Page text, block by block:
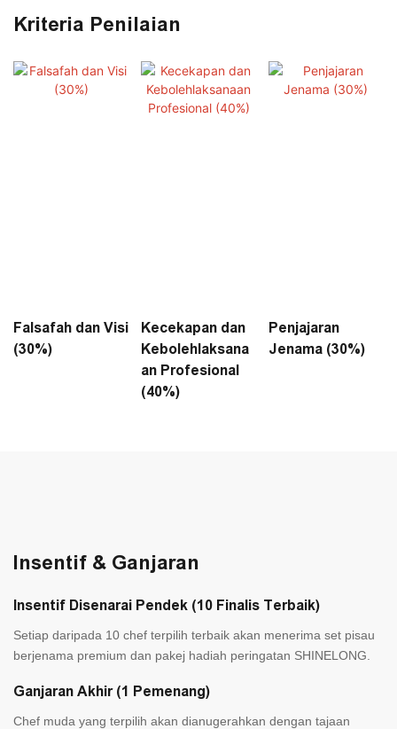
Kriteria Penilaian
Falsafah dan Visi
(30%)
Kecekapan dan
Kebolehlaksana
an Profesional
(40%)
Penjajaran
Jenama (30%)
Insentif & Ganjaran
Insentif Disenarai Pendek (10 Finalis Terbaik)
Setiap daripada 10 chef terpilih terbaik akan menerima set pisau
berjenama premium dan pakej hadiah peringatan SHINELONG.
Ganjaran Akhir (1 Pemenang)
Chef muda yang terpilih akan dianugerahkan dengan tajaan